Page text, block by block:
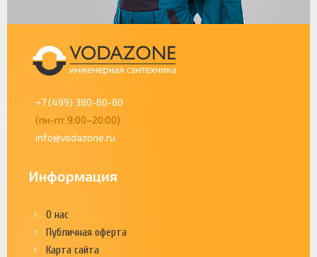
+7 (499) 380-80-80
(пн-пт 9:00–20:00)
info@vodazone.ru
Информация
О нас
Публичная оферта
Карта сайта